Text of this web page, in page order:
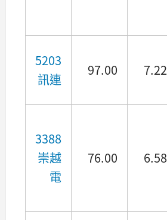
5203
訊連
97.00 7.22
3388
崇越
電
76.00 6.58